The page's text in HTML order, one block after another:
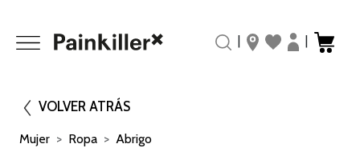
VOLVER ATRÁS
Mujer Ropa
Abrigo